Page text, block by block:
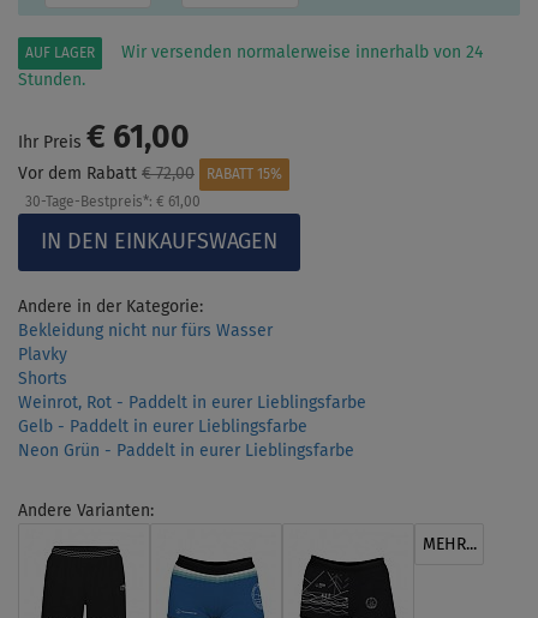
AUF LAGER
Wir versenden normalerweise innerhalb von 24
Stunden.
Ihr Preis € 61,00
Vor dem Rabatt € 72,00
RABATT 15%
30-Tage-Bestpreis*: € 61,00
Andere in der Kategorie:
Bekleidung nicht nur fürs Wasser
Plavky
Shorts
Weinrot, Rot - Paddelt in eurer Lieblingsfarbe
Gelb - Paddelt in eurer Lieblingsfarbe
Neon Grün - Paddelt in eurer Lieblingsfarbe
Andere Varianten:
MEHR...